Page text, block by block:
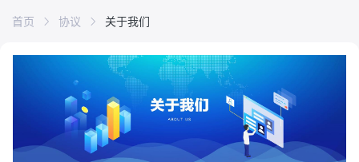
首页 协议 关于我们